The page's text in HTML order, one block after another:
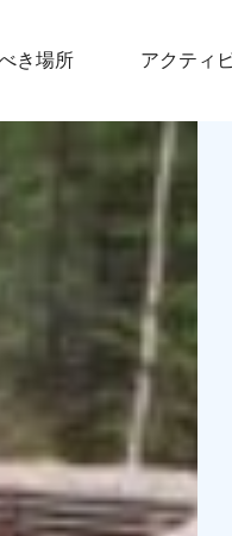
き場所 アクティ